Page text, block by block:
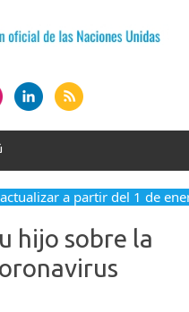
a partir del 1 de
hijo sobre la